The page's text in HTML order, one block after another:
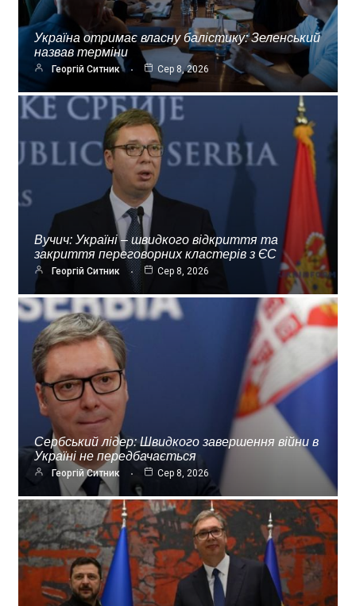
Україна отримає власну балістику: Зеленський
назвав терміни
Георгій Ситник Сер 8, 2026
Вучич: Україні – швидкого відкриття та
закриття переговорних кластерів з ЄС
Георгій Ситник Сер 8, 2026
Сербський лідер: Швидкого завершення війни в
Україні не передбачається
Георгій Ситник Сер 8, 2026